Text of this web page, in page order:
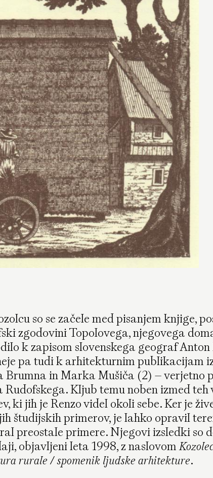
so se začele med pisanjem knjige,
zgodovini Topolovega, njegovega
k zapisom slovenskega geograf
pa tudi k arhitekturnim publikacijam
Brumna in Marka Mušiča (2) – verjetno
Kljub temu noben izmed teh
ki jih je Renzo videl okoli sebe. Ker je
študijskih primerov, je lahko opravil
preostale primere. Njegovi izsledki so
objavljeni leta 1998, z naslovom
rurale / spomenik ljudske arhitekture.